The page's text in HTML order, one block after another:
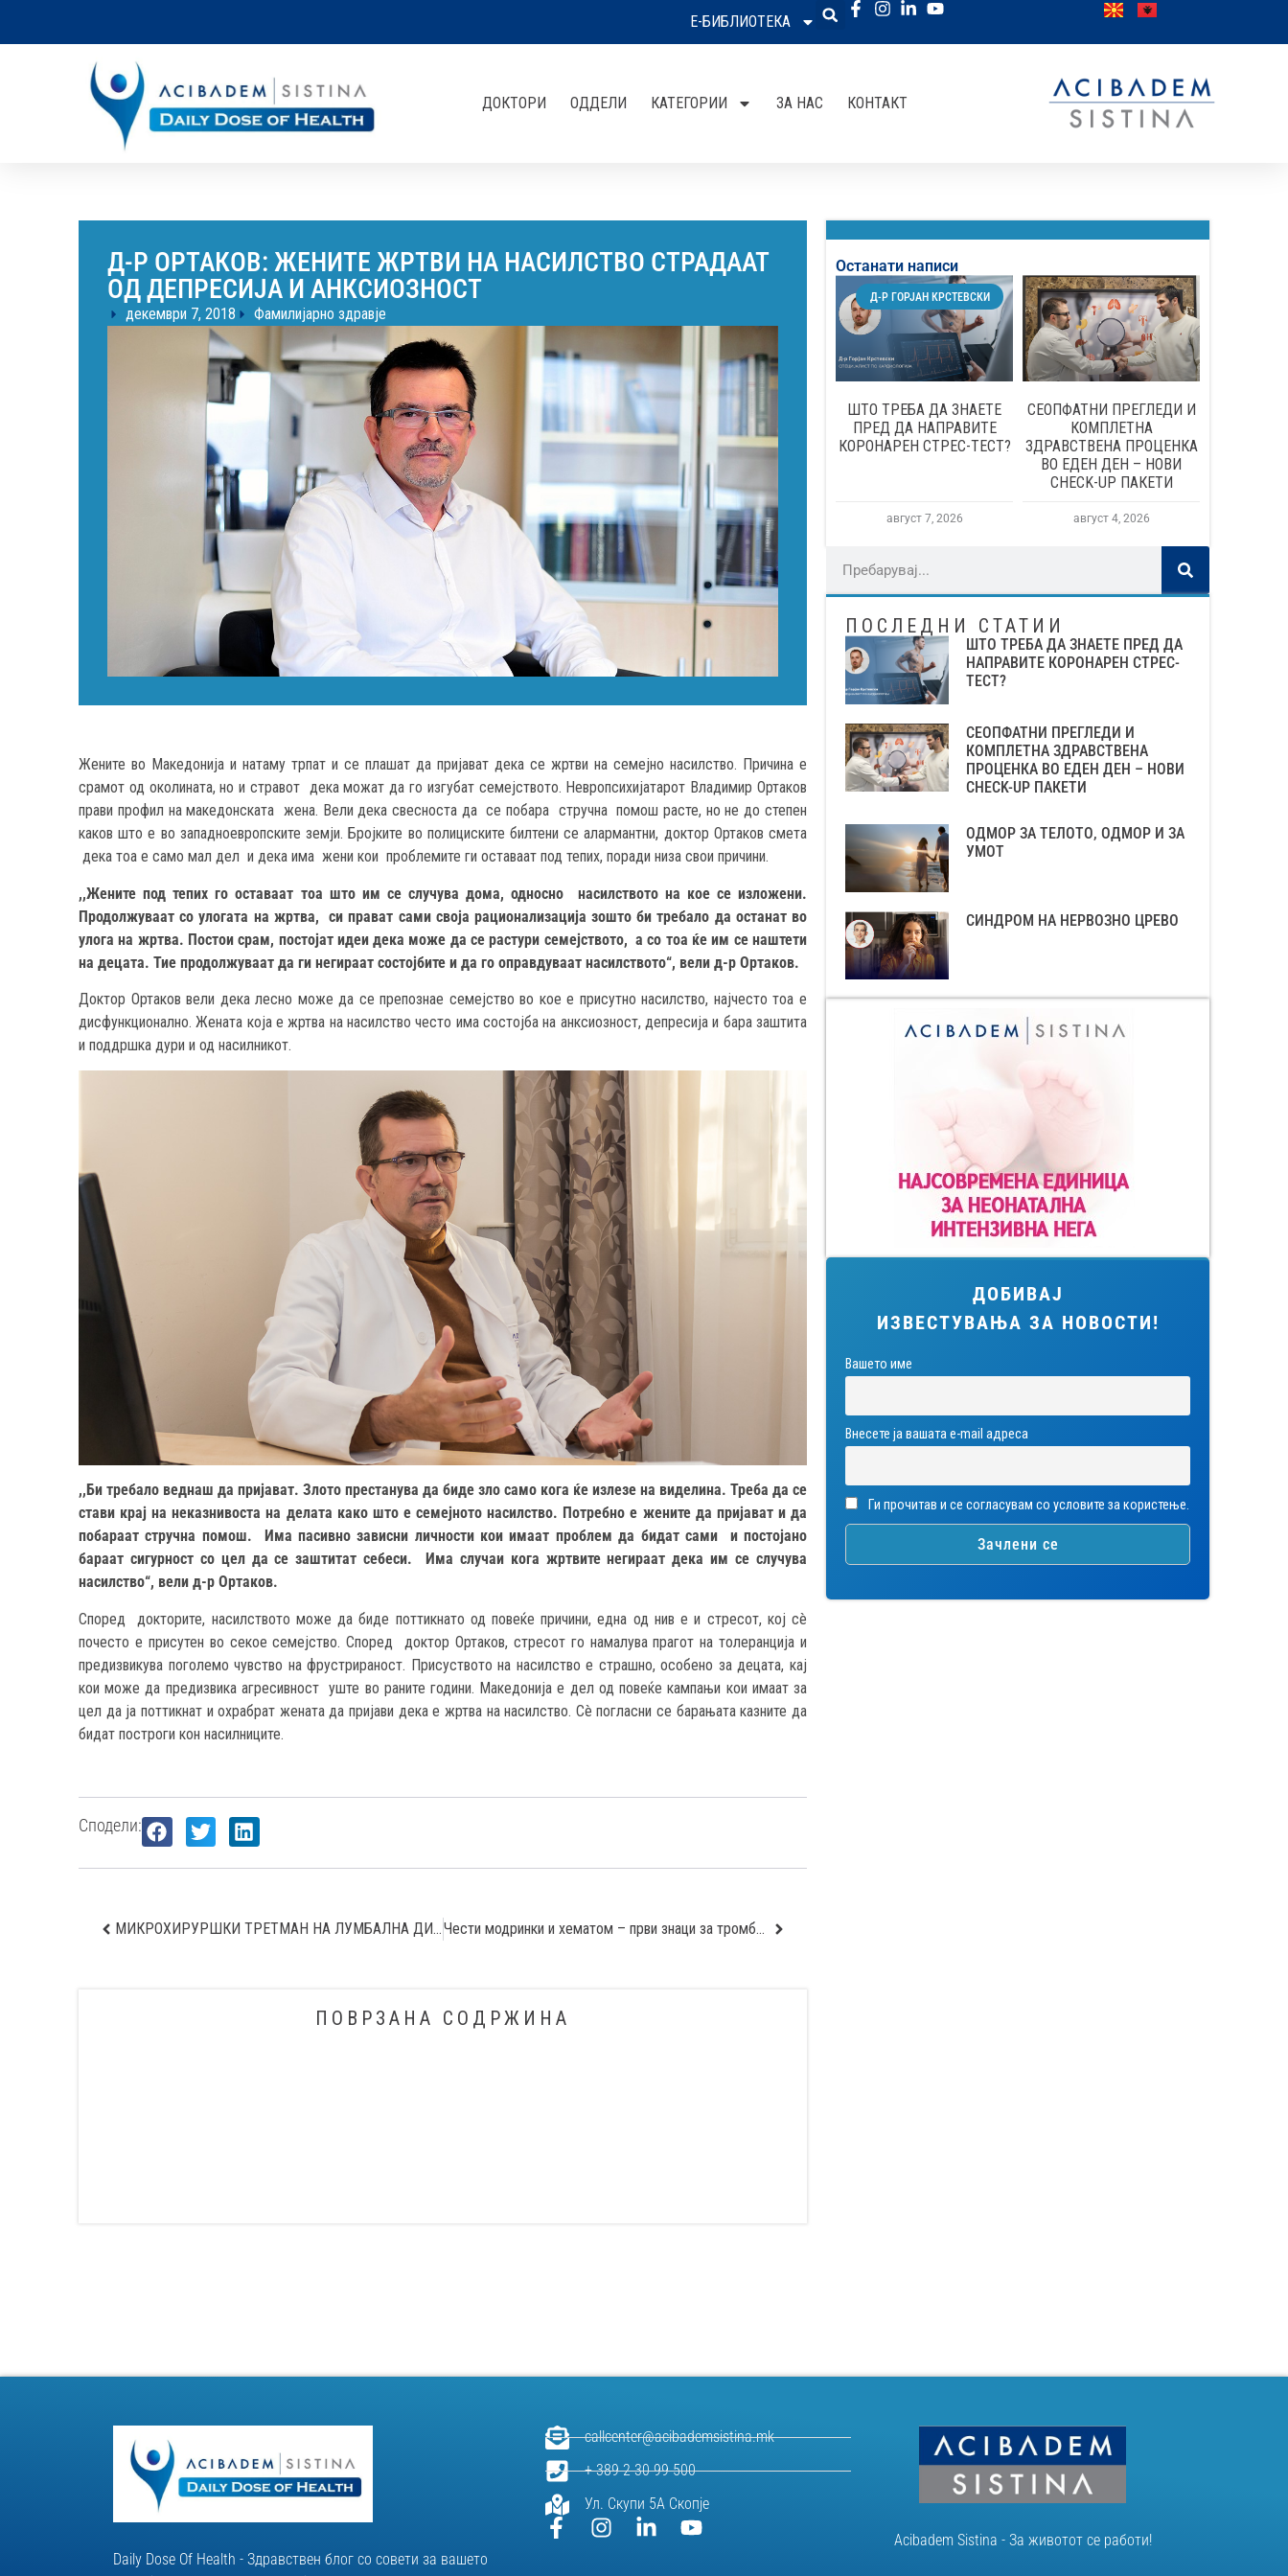
Е-БИБЛИОТЕКА
ДОКТОРИ ОДДЕЛИ КАТЕГОРИИ ЗА НАС КОНТАКТ
Д-Р ОРТАКОВ: ЖЕНИТЕ ЖРТВИ НА НАСИЛСТВО СТРАДААТ
ОД ДЕПРЕСИЈА И АНКСИОЗНОСТ
декември 7, 2018 Фамилијарно здравје
Жените во Македонија и натаму трпат и се плашат да пријават дека се жртви на семејно насилство. Причина е
срамот од околината, но и стравот дека можат да го изгубат семејството. Невропсихијатарот Владимир Ортаков
прави профил на македонската жена. Вели дека свесноста да се побара стручна помош расте, но не до степен
каков што е во западноевропските земји. Бројките во полициските билтени се алармантни, доктор Ортаков смета
дека тоа е само мал дел и дека има жени кои проблемите ги оставаат под тепих, поради низа свои причини.
,,Жените под тепих го оставаат тоа што им се случува дома, односно насилството на кое се изложени.
Продолжуваат со улогата на жртва, си прават сами своја рационализација зошто би требало да останат во
улога на жртва. Постои срам, постојат идеи дека може да се растури семејството, а со тоа ќе им се наштети
на децата. Тие продолжуваат да ги негираат состојбите и да го оправдуваат насилството“, вели д-р Ортаков.
Доктор Ортаков вели дека лесно може да се препознае семејство во кое е присутно насилство, најчесто тоа е
дисфункционално. Жената која е жртва на насилство често има состојба на анксиозност, депресија и бара заштита
и поддршка дури и од насилникот.
,,Би требало веднаш да пријават. Злото престанува да биде зло само кога ќе излезе на виделина. Треба да се
стави крај на неказнивоста на делата како што е семејното насилство. Потребно е жените да пријават и да
побараат стручна помош. Има пасивно зависни личности кои имаат проблем да бидат сами и постојано
бараат сигурност со цел да се заштитат себеси. Има случаи кога жртвите негираат дека им се случува
насилство“, вели д-р Ортаков.
Според докторите, насилството може да биде поттикнато од повеќе причини, една од нив е и стресот, кој сè
почесто е присутен во секое семејство. Според доктор Ортаков, стресот го намалува прагот на толеранција и
предизвикува поголемо чувство на фрустрираност. Присуството на насилство е страшно, особено за децата, кај
кои може да предизвика агресивност уште во раните години. Македонија е дел од повеќе кампањи кои имаат за
цел да ја поттикнат и охрабрат жената да пријави дека е жртва на насилство. Сè погласни се барањата казните да
бидат построги кон насилниците.
Сподели:
МИКРОХИРУРШКИ ТРЕТМАН НА ЛУМБАЛНА ДИСКУС ХЕРНИЈА Чести модринки и хематом – први знаци за тромбоцитопенија
ПОВРЗАНА СОДРЖИНА
Останати написи
Д-Р ГОРЈАН КРСТЕВСКИ
ШТО ТРЕБА ДА ЗНАЕТЕ
ПРЕД ДА НАПРАВИТЕ
КОРОНАРЕН СТРЕС-ТЕСТ?
август 7, 2026
СЕОПФАТНИ ПРЕГЛЕДИ И
КОМПЛЕТНА
ЗДРАВСТВЕНА ПРОЦЕНКА
ВО ЕДЕН ДЕН – НОВИ
CHECK-UP ПАКЕТИ
август 4, 2026
ПОСЛЕДНИ СТАТИИ
ШТО ТРЕБА ДА ЗНАЕТЕ ПРЕД ДА
НАПРАВИТЕ КОРОНАРЕН СТРЕС-
ТЕСТ?
СЕОПФАТНИ ПРЕГЛЕДИ И
КОМПЛЕТНА ЗДРАВСТВЕНА
ПРОЦЕНКА ВО ЕДЕН ДЕН – НОВИ
CHECK-UP ПАКЕТИ
ОДМОР ЗА ТЕЛОТО, ОДМОР И ЗА
УМОТ
СИНДРОМ НА НЕРВОЗНО ЦРЕВО
ДОБИВАЈ
ИЗВЕСТУВАЊА ЗА НОВОСТИ!
Вашето име
Внесете ја вашата е-mail адреса
Ги прочитав и се согласувам со условите за користење.
Daily Dose Of Health - Здравствен блог со совети за вашeто
callcenter@acibademsistina.mk
+ 389 2 30 99 500
Ул. Скупи 5А Скопје
Acibadem Sistina - За животот се работи!